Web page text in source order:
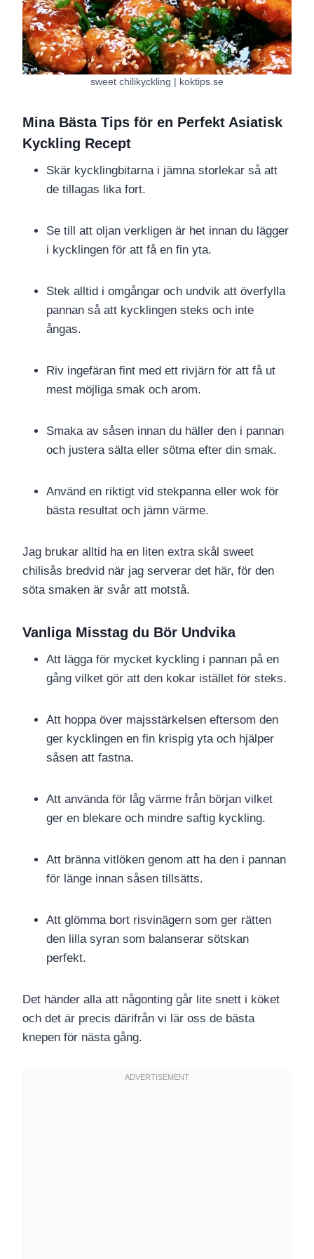
sweet chilikyckling | koktips.se
Mina Bästa Tips för en Perfekt Asiatisk
Kyckling Recept
Skär kycklingbitarna i jämna storlekar så att
de tillagas lika fort.
Se till att oljan verkligen är het innan du lägger
i kycklingen för att få en fin yta.
Stek alltid i omgångar och undvik att överfylla
pannan så att kycklingen steks och inte
ångas.
Riv ingefäran fint med ett rivjärn för att få ut
mest möjliga smak och arom.
Smaka av såsen innan du häller den i pannan
och justera sälta eller sötma efter din smak.
Använd en riktigt vid stekpanna eller wok för
bästa resultat och jämn värme.
Jag brukar alltid ha en liten extra skål sweet
chilisås bredvid när jag serverar det här, för den
söta smaken är svår att motstå.
Vanliga Misstag du Bör Undvika
Att lägga för mycket kyckling i pannan på en
gång vilket gör att den kokar istället för steks.
Att hoppa över majsstärkelsen eftersom den
ger kycklingen en fin krispig yta och hjälper
såsen att fastna.
Att använda för låg värme från början vilket
ger en blekare och mindre saftig kyckling.
Att bränna vitlöken genom att ha den i pannan
för länge innan såsen tillsätts.
Att glömma bort risvinägern som ger rätten
den lilla syran som balanserar sötskan
perfekt.
Det händer alla att någonting går lite snett i köket
och det är precis därifrån vi lär oss de bästa
knepen för nästa gång.